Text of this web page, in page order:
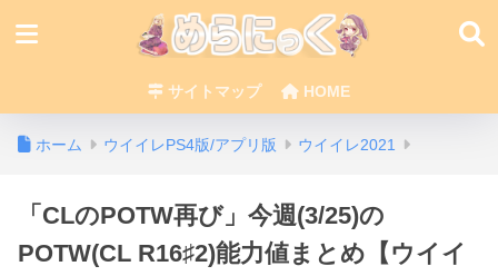
サイトマップ HOME
ホーム ウイイレPS4版/アプリ版 ウイイレ2021
「CLのPOTW再び」今週(3/25)の
POTW(CL R16♯2)能力値まとめ【ウイイ